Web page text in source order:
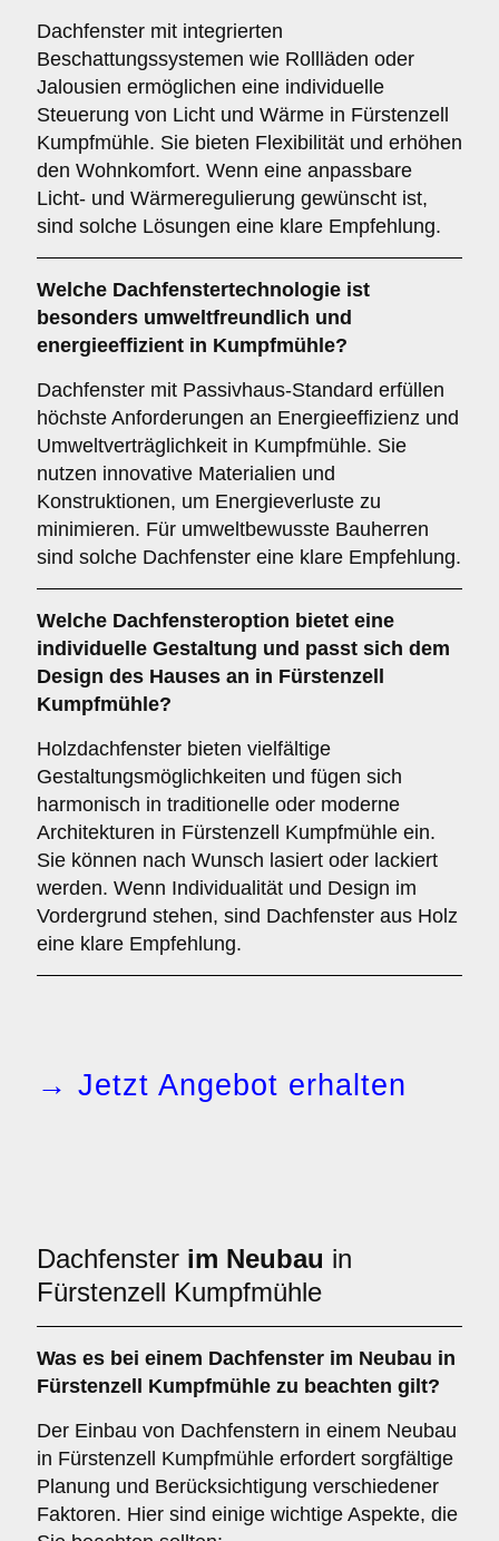
Dachfenster mit integrierten
Beschattungssystemen wie Rollläden oder
Jalousien ermöglichen eine individuelle
Steuerung von Licht und Wärme in Fürstenzell
Kumpfmühle. Sie bieten Flexibilität und erhöhen
den Wohnkomfort. Wenn eine anpassbare
Licht- und Wärmeregulierung gewünscht ist,
sind solche Lösungen eine klare Empfehlung.
Welche Dachfenstertechnologie ist
besonders umweltfreundlich und
energieeffizient in Kumpfmühle?
Dachfenster mit Passivhaus-Standard erfüllen
höchste Anforderungen an Energieeffizienz und
Umweltverträglichkeit in Kumpfmühle. Sie
nutzen innovative Materialien und
Konstruktionen, um Energieverluste zu
minimieren. Für umweltbewusste Bauherren
sind solche Dachfenster eine klare Empfehlung.
Welche Dachfensteroption bietet eine
individuelle Gestaltung und passt sich dem
Design des Hauses an in Fürstenzell
Kumpfmühle?
Holzdachfenster bieten vielfältige
Gestaltungsmöglichkeiten und fügen sich
harmonisch in traditionelle oder moderne
Architekturen in Fürstenzell Kumpfmühle ein.
Sie können nach Wunsch lasiert oder lackiert
werden. Wenn Individualität und Design im
Vordergrund stehen, sind Dachfenster aus Holz
eine klare Empfehlung.
→ Jetzt Angebot erhalten
Dachfenster im Neubau in
Fürstenzell Kumpfmühle
Was es bei einem Dachfenster im Neubau in
Fürstenzell Kumpfmühle zu beachten gilt?
Der Einbau von Dachfenstern in einem Neubau
in Fürstenzell Kumpfmühle erfordert sorgfältige
Planung und Berücksichtigung verschiedener
Faktoren. Hier sind einige wichtige Aspekte, die